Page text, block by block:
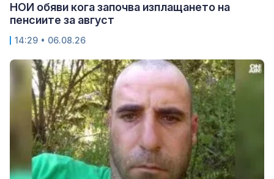
НОИ обяви кога започва изплащането на
пенсиите за август
14:29 • 06.08.26